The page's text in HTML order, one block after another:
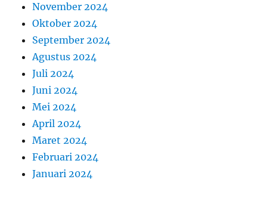
November 2024
Oktober 2024
September 2024
Agustus 2024
Juli 2024
Juni 2024
Mei 2024
April 2024
Maret 2024
Februari 2024
Januari 2024